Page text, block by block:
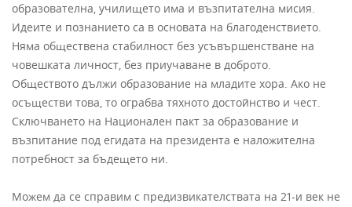
образователна, училището има и възпитателна мисия.
Идеите и познанието са в основата на благоденствието.
Няма обществена стабилност без усъвършенстване на
човешката личност, без приучаване в доброто.
Обществото дължи образование на младите хора. Ако не
осъществи това, то ограбва тяхното достойнство и чест.
Сключването на Национален пакт за образование и
възпитание под егидата на президента е наложителна
потребност за бъдещето ни.
Можем да се справим с предизвикателствата на 21-и век не